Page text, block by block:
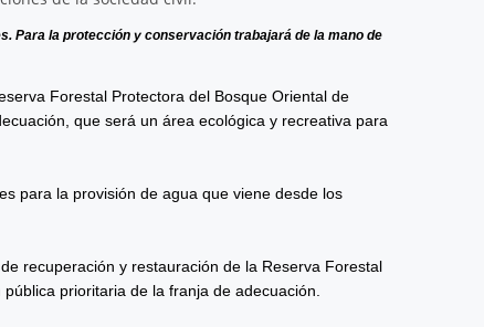
Para la protección y conservación trabajará de la mano de
Forestal Protectora del Bosque Oriental de
que será un área ecológica y recreativa para
para la provisión de agua que viene desde los
recuperación y restauración de la Reserva Forestal
prioritaria de la franja de adecuación.